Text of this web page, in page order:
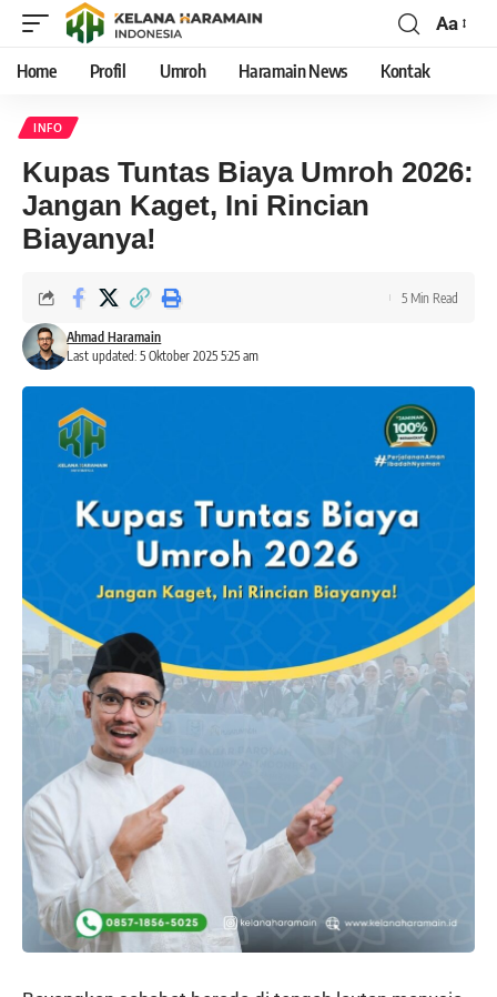
Aa
Home Profil Umroh Haramain News Kontak
INFO
Kupas Tuntas Biaya Umroh 2026:
Jangan Kaget, Ini Rincian
Biayanya!
Last updated: 5 Oktober 2025 5:25 am
Ahmad Haramain
5 Min Read